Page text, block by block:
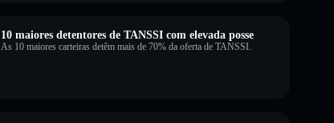
10 maiores detentores de TANSSI com elevada posse
As 10 maiores carteiras detêm mais de 70% da oferta de TANSSI.